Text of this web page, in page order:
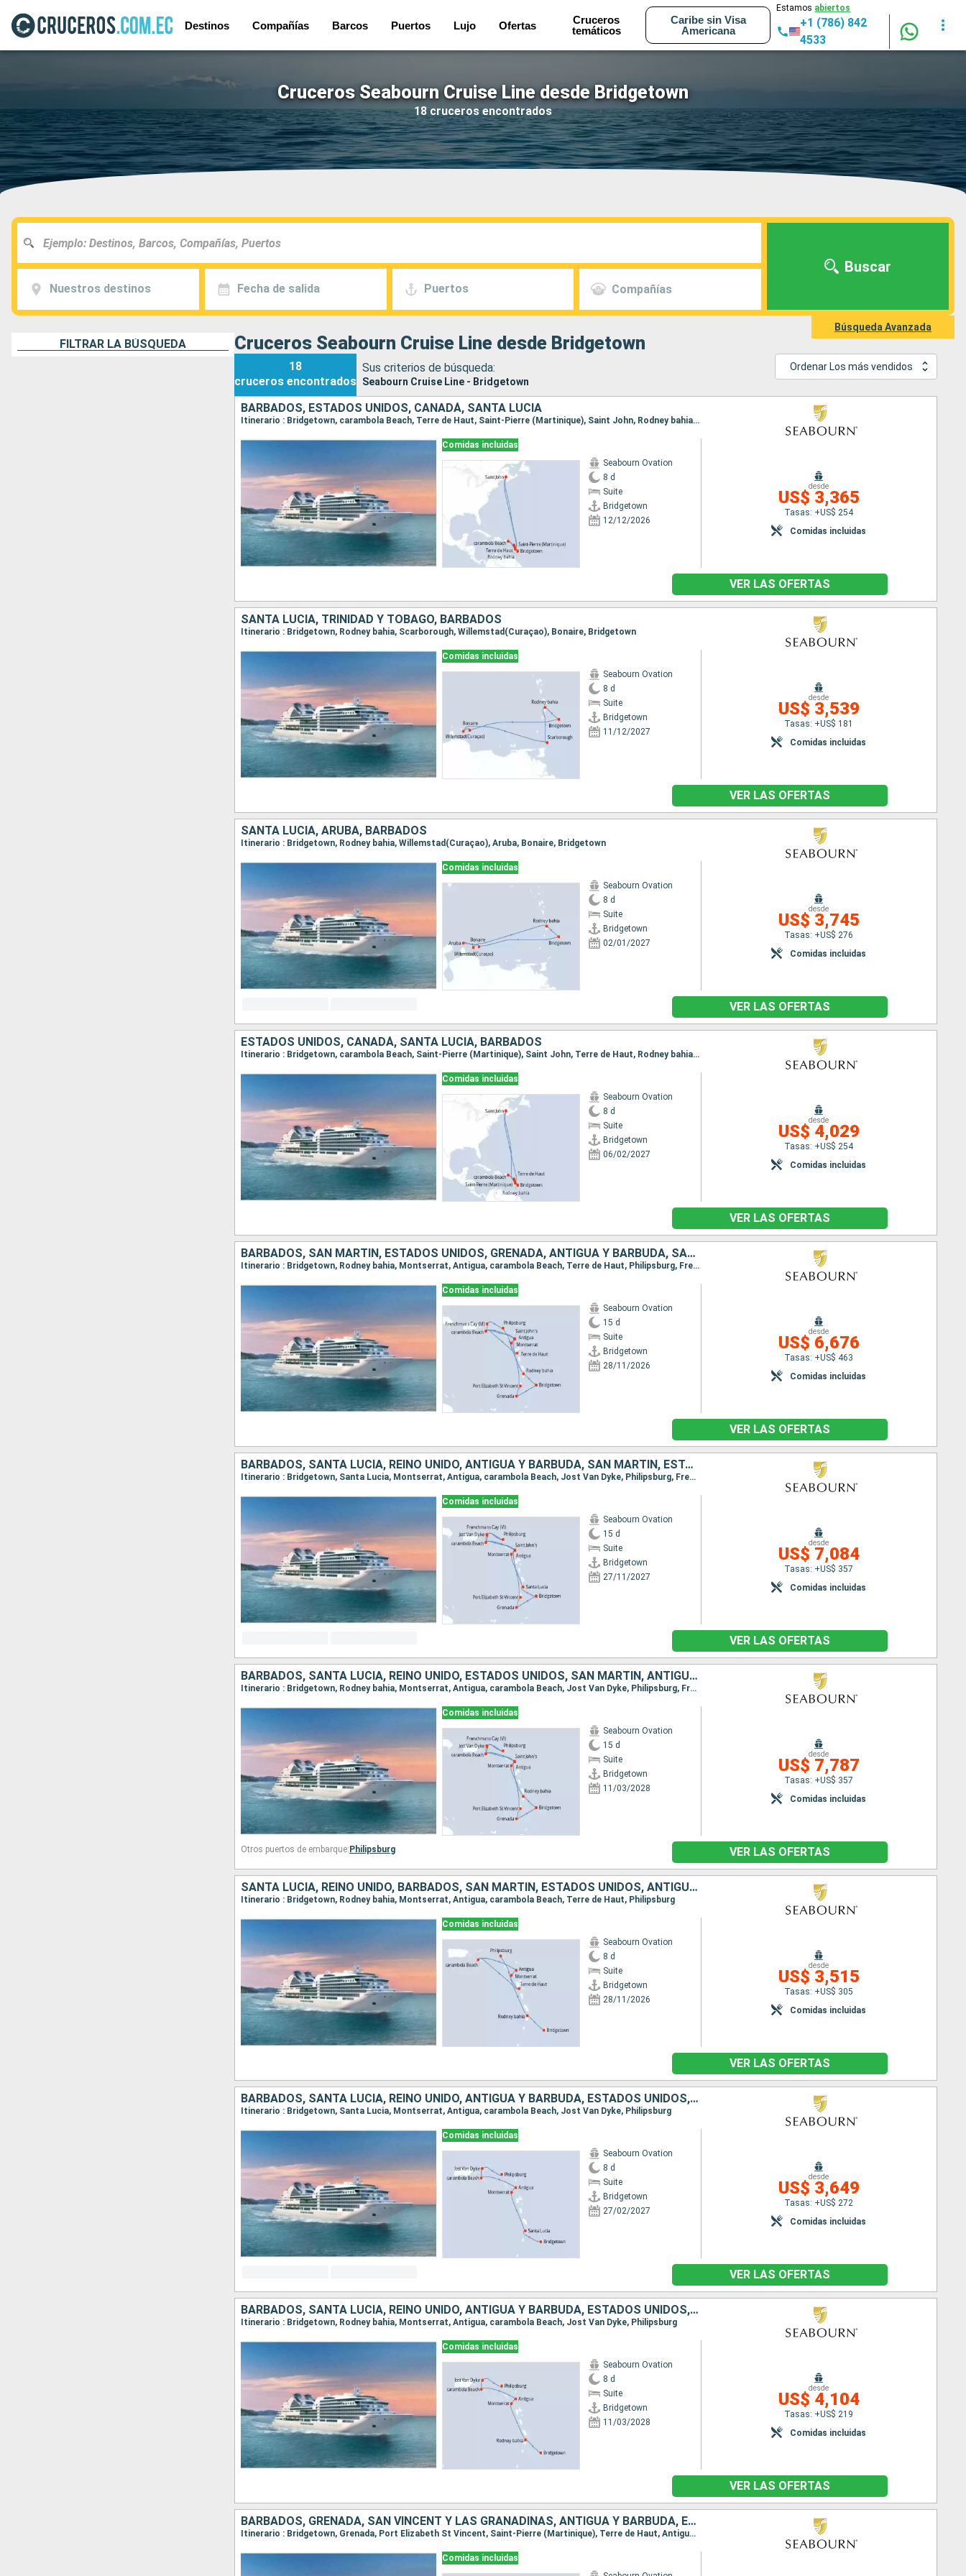
Destinos Compañías Barcos Puertos Lujo Ofertas
Cruceros
temáticos
Caribe sin Visa
Americana
Estamos abiertos
+1 (786) 842
4533
Cruceros Seabourn Cruise Line desde Bridgetown
18 cruceros encontrados
Nuestros destinos Fecha de salida Puertos Compañías
Buscar
Búsqueda Avanzada
FILTRAR LA BÚSQUEDA Cruceros Seabourn Cruise Line desde Bridgetown
18
cruceros encontrados
Sus criterios de búsqueda:
Seabourn Cruise Line - Bridgetown
Ordenar Los más vendidos
BARBADOS, ESTADOS UNIDOS, CANADÁ, SANTA LUCIA
Itinerario : Bridgetown, carambola Beach, Terre de Haut, Saint-Pierre (Martinique), Saint John, Rodney bahia, Bridgetown
Comidas incluidas
Seabourn Ovation
8 d
Suite
Bridgetown
12/12/2026
desde
US$ 3,365
Tasas: +US$ 254
Comidas incluidas
VER LAS OFERTAS
SANTA LUCIA, TRINIDAD Y TOBAGO, BARBADOS
Itinerario : Bridgetown, Rodney bahia, Scarborough, Willemstad(Curaçao), Bonaire, Bridgetown
Comidas incluidas
Seabourn Ovation
8 d
Suite
Bridgetown
11/12/2027
desde
US$ 3,539
Tasas: +US$ 181
Comidas incluidas
VER LAS OFERTAS
SANTA LUCIA, ARUBA, BARBADOS
Itinerario : Bridgetown, Rodney bahia, Willemstad(Curaçao), Aruba, Bonaire, Bridgetown
Comidas incluidas
Seabourn Ovation
8 d
Suite
Bridgetown
02/01/2027
desde
US$ 3,745
Tasas: +US$ 276
Comidas incluidas
VER LAS OFERTAS
ESTADOS UNIDOS, CANADÁ, SANTA LUCIA, BARBADOS
Itinerario : Bridgetown, carambola Beach, Saint-Pierre (Martinique), Saint John, Terre de Haut, Rodney bahia, Bridgetown
Comidas incluidas
Seabourn Ovation
8 d
Suite
Bridgetown
06/02/2027
desde
US$ 4,029
Tasas: +US$ 254
Comidas incluidas
VER LAS OFERTAS
BARBADOS, SAN MARTÍN, ESTADOS UNIDOS, GRENADA, ANTIGUA Y BARBUDA, SAN VINCENT Y LAS GRANADINAS, SANTA LUCIA, REINO UNIDO
Itinerario : Bridgetown, Rodney bahia, Montserrat, Antigua, carambola Beach, Terre de Haut, Philipsburg, Frenchmans Cay (VI), carambola Beach, Saint John's, Port Elizabeth St Vincent, Grenada, Bridgetown
Comidas incluidas
Seabourn Ovation
15 d
Suite
Bridgetown
28/11/2026
desde
US$ 6,676
Tasas: +US$ 463
Comidas incluidas
VER LAS OFERTAS
BARBADOS, SANTA LUCIA, REINO UNIDO, ANTIGUA Y BARBUDA, SAN MARTÍN, ESTADOS UNIDOS, SAN VINCENT Y LAS GRANADINAS, GRENADA
Itinerario : Bridgetown, Santa Lucia, Montserrat, Antigua, carambola Beach, Jost Van Dyke, Philipsburg, Frenchmans Cay (VI), carambola Beach, Saint John's, Port Elizabeth St Vincent, Grenada, Bridgetown
Comidas incluidas
Seabourn Ovation
15 d
Suite
Bridgetown
27/11/2027
desde
US$ 7,084
Tasas: +US$ 357
Comidas incluidas
VER LAS OFERTAS
BARBADOS, SANTA LUCIA, REINO UNIDO, ESTADOS UNIDOS, SAN MARTÍN, ANTIGUA Y BARBUDA, SAN VINCENT Y LAS GRANADINAS, GRENADA
Itinerario : Bridgetown, Rodney bahia, Montserrat, Antigua, carambola Beach, Jost Van Dyke, Philipsburg, Frenchmans Cay (VI), carambola Beach, Saint John's, Port Elizabeth St Vincent, Grenada, Bridgetown
Comidas incluidas
Seabourn Ovation
15 d
Suite
Bridgetown
11/03/2028
desde
US$ 7,787
Tasas: +US$ 357
Comidas incluidas
Otros puertos de embarque: Philipsburg VER LAS OFERTAS
SANTA LUCIA, REINO UNIDO, BARBADOS, SAN MARTÍN, ESTADOS UNIDOS, ANTIGUA Y BARBUDA
Itinerario : Bridgetown, Rodney bahia, Montserrat, Antigua, carambola Beach, Terre de Haut, Philipsburg
Comidas incluidas
Seabourn Ovation
8 d
Suite
Bridgetown
28/11/2026
desde
US$ 3,515
Tasas: +US$ 305
Comidas incluidas
VER LAS OFERTAS
BARBADOS, SANTA LUCIA, REINO UNIDO, ANTIGUA Y BARBUDA, ESTADOS UNIDOS, SAN MARTÍN
Itinerario : Bridgetown, Santa Lucia, Montserrat, Antigua, carambola Beach, Jost Van Dyke, Philipsburg
Comidas incluidas
Seabourn Ovation
8 d
Suite
Bridgetown
27/02/2027
desde
US$ 3,649
Tasas: +US$ 272
Comidas incluidas
VER LAS OFERTAS
BARBADOS, SANTA LUCIA, REINO UNIDO, ANTIGUA Y BARBUDA, ESTADOS UNIDOS, SAN MARTÍN
Itinerario : Bridgetown, Rodney bahia, Montserrat, Antigua, carambola Beach, Jost Van Dyke, Philipsburg
Comidas incluidas
Seabourn Ovation
8 d
Suite
Bridgetown
11/03/2028
desde
US$ 4,104
Tasas: +US$ 219
Comidas incluidas
VER LAS OFERTAS
BARBADOS, GRENADA, SAN VINCENT Y LAS GRANADINAS, ANTIGUA Y BARBUDA, ESTADOS UNIDOS, , SAN MARTÍN
Itinerario : Bridgetown, Grenada, Port Elizabeth St Vincent, Saint-Pierre (Martinique), Terre de Haut, Antigua, carambola Beach, Jost Van Dyke, Road Bay, Philipsburg
Comidas incluidas